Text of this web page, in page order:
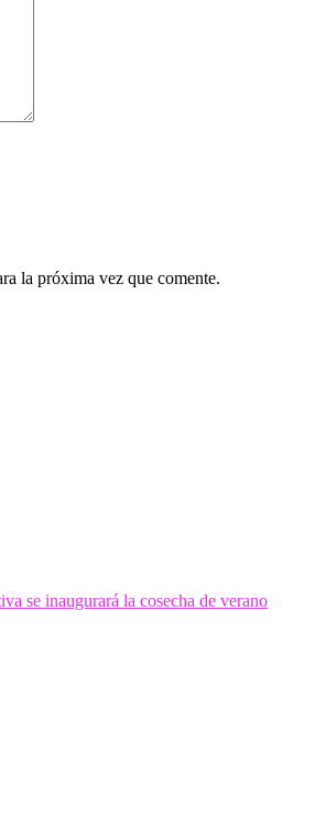
la próxima vez que comente.
se inaugurará la cosecha de verano